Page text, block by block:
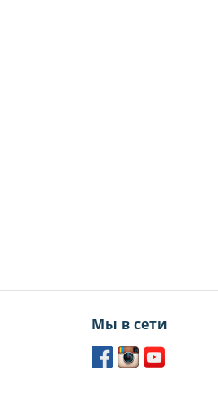
Мы в сети